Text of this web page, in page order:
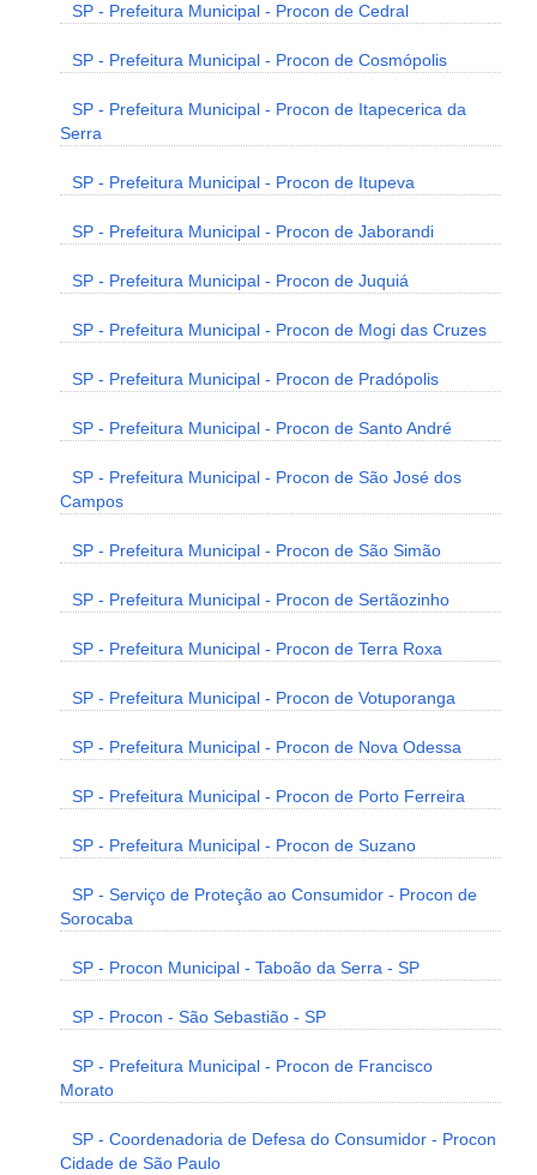
SP - Prefeitura Municipal - Procon de Cedral
SP - Prefeitura Municipal - Procon de Cosmópolis
SP - Prefeitura Municipal - Procon de Itapecerica da
Serra
SP - Prefeitura Municipal - Procon de Itupeva
SP - Prefeitura Municipal - Procon de Jaborandi
SP - Prefeitura Municipal - Procon de Juquiá
SP - Prefeitura Municipal - Procon de Mogi das Cruzes
SP - Prefeitura Municipal - Procon de Pradópolis
SP - Prefeitura Municipal - Procon de Santo André
SP - Prefeitura Municipal - Procon de São José dos
Campos
SP - Prefeitura Municipal - Procon de São Simão
SP - Prefeitura Municipal - Procon de Sertãozinho
SP - Prefeitura Municipal - Procon de Terra Roxa
SP - Prefeitura Municipal - Procon de Votuporanga
SP - Prefeitura Municipal - Procon de Nova Odessa
SP - Prefeitura Municipal - Procon de Porto Ferreira
SP - Prefeitura Municipal - Procon de Suzano
SP - Serviço de Proteção ao Consumidor - Procon de
Sorocaba
SP - Procon Municipal - Taboão da Serra - SP
SP - Procon - São Sebastião - SP
SP - Prefeitura Municipal - Procon de Francisco
Morato
SP - Coordenadoria de Defesa do Consumidor - Procon
Cidade de São Paulo